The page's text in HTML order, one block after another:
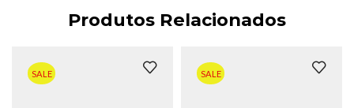
Produtos Relacionados
SALE SALE